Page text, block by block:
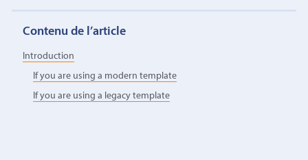
Contenu de l’article
Introduction
If you are using a modern template
If you are using a legacy template